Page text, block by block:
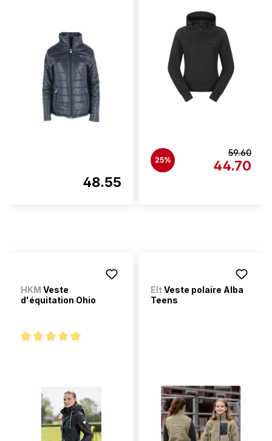
48.55
25%
59.60
44.70
HKM Veste
d'équitation Ohio
EltVeste polaire Alba
Teens